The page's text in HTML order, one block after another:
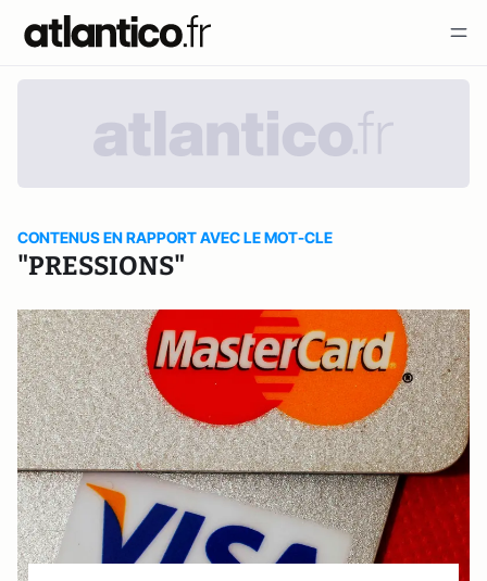
CONTENUS EN RAPPORT AVEC LE MOT-CLE
"PRESSIONS"